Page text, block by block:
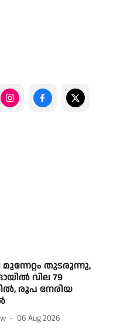
മുന്നേറ്റം തുടരുന്നു,
വില 79
രൂപ നേരിയ
06 Aug 2026